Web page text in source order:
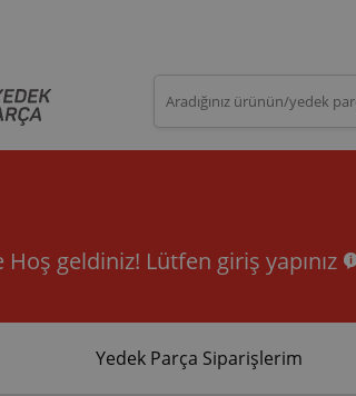
Hoş geldiniz! Lütfen giriş yapınız
Yedek Parça Siparişlerim